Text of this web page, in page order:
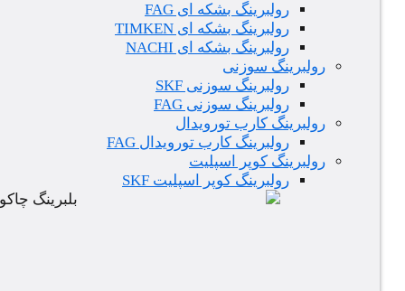
رولبرینگ بشکه ای FAG
رولبرینگ بشکه ای TIMKEN
رولبرینگ بشکه ای NACHI
رولبرینگ سوزنی
رولبرینگ سوزنی SKF
رولبرینگ سوزنی FAG
رولبرینگ کارب تورویدال
رولبرینگ کارب تورویدال FAG
رولبرینگ کوپر اسپلیت
رولبرینگ کوپر اسپلیت SKF